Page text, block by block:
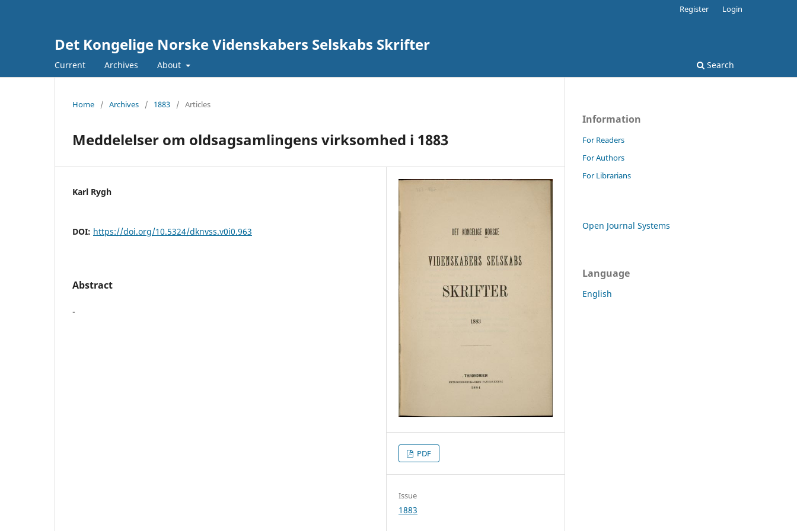
Det Kongelige Norske Videnskabers Selskabs Skrifter
Current Archives About Search
Register Login
Home / Archives / 1883 / Articles
Meddelelser om oldsagsamlingens virksomhed i 1883
Karl Rygh
DOI: https://doi.org/10.5324/dknvss.v0i0.963
Abstract
-
PDF
Issue
1883
Information
For Readers
For Authors
For Librarians
Open Journal Systems
Language
English